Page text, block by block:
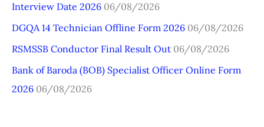
o
r
:
Interview Date 2026 06/08/2026
DGQA 14 Technician Offline Form 2026 06/08/2026
RSMSSB Conductor Final Result Out 06/08/2026
Bank of Baroda (BOB) Specialist Officer Online Form
2026 06/08/2026